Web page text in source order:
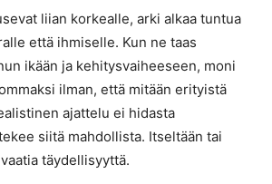
liian korkealle, arki alkaa tuntua
että ihmiselle. Kun ne taas
ikään ja kehitysvaiheeseen, moni
ilman, että mitään erityistä
ajattelu ei hidasta
siitä mahdollista. Itseltään tai
täydellisyyttä.